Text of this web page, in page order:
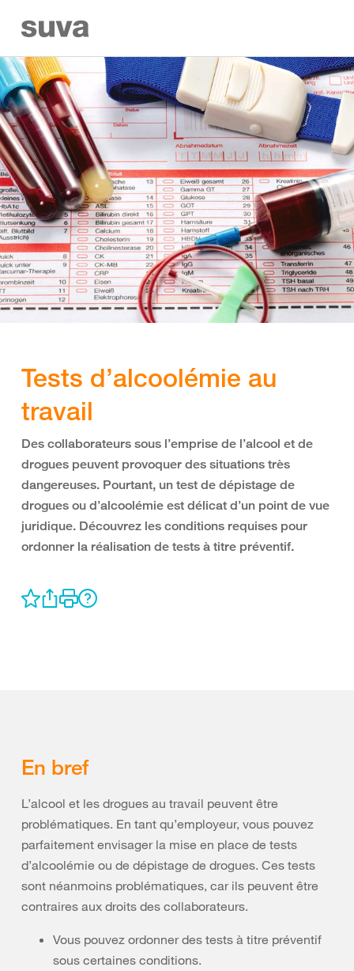
Tests d’alcoolémie au
travail
Des collaborateurs sous l’emprise de l’alcool et de
drogues peuvent provoquer des situations très
dangereuses. Pourtant, un test de dépistage de
drogues ou d’alcoolémie est délicat d’un point de vue
juridique. Découvrez les conditions requises pour
ordonner la réalisation de tests à titre préventif.
En bref
L’alcool et les drogues au travail peuvent être
problématiques. En tant qu’employeur, vous pouvez
parfaitement envisager la mise en place de tests
d’alcoolémie ou de dépistage de drogues. Ces tests
sont néanmoins problématiques, car ils peuvent être
contraires aux droits des collaborateurs.
Vous pouvez ordonner des tests à titre préventif
sous certaines conditions.